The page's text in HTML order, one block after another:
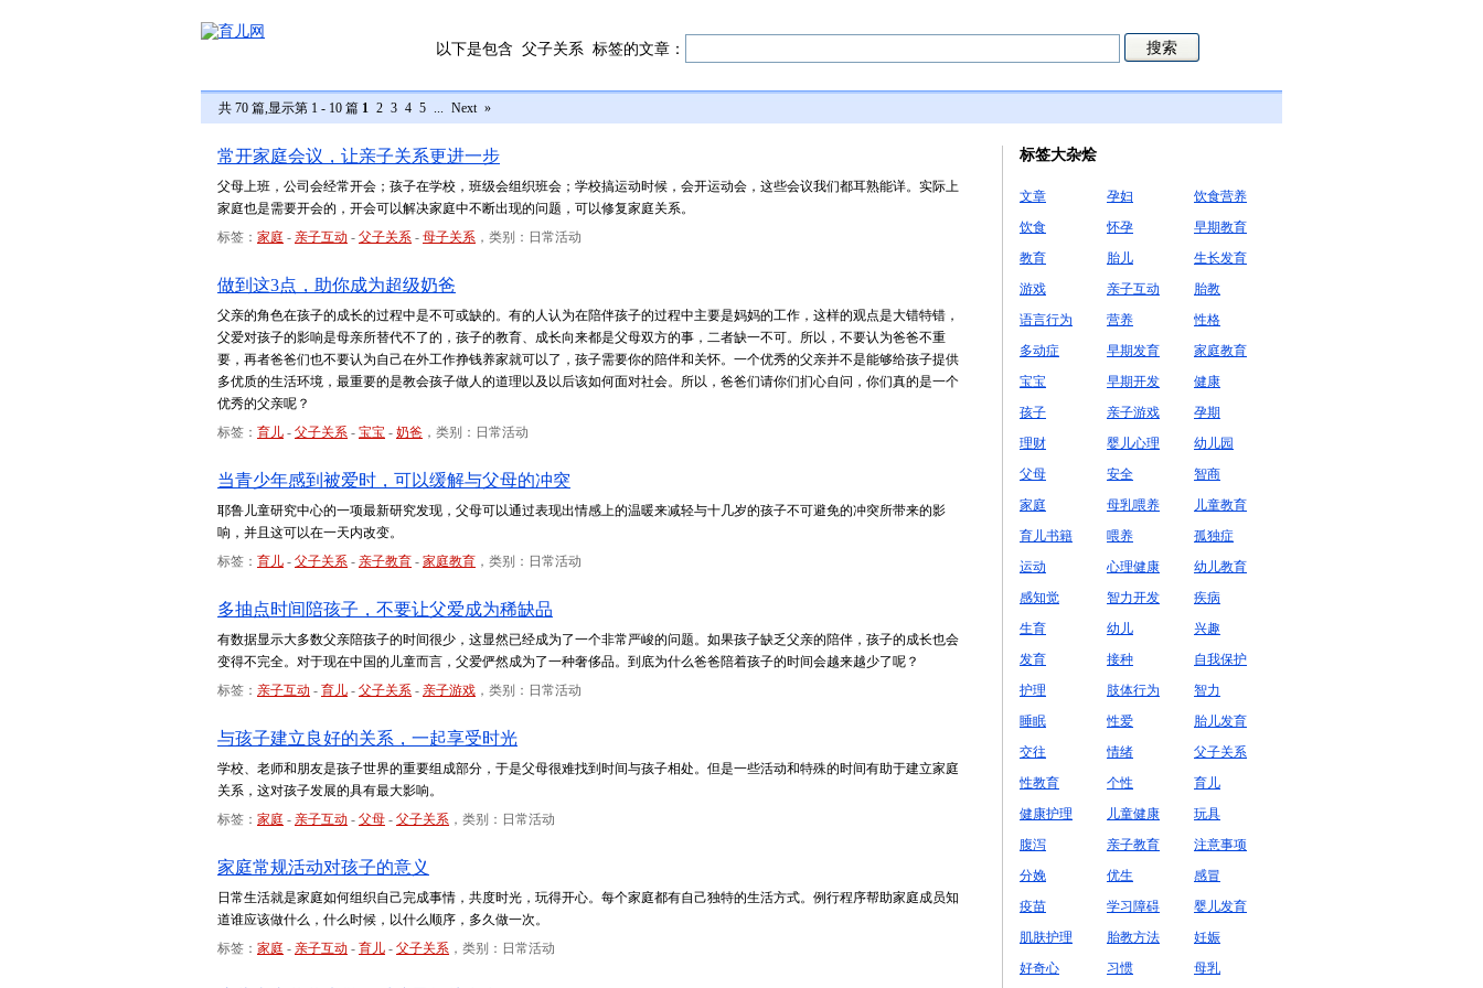
以下是包含 父子关系 标签的文章：
共 70 篇,显示第 1 - 10 篇 1 2 3 4 5 ... Next »
常开家庭会议，让亲子关系更进一步
父母上班，公司会经常开会；孩子在学校，班级会组织班会；学校搞运动时候，会开运动会，这些会议我们都耳熟能详。实际上
家庭也是需要开会的，开会可以解决家庭中不断出现的问题，可以修复家庭关系。
标签： 家庭 - 亲子互动 - 父子关系 - 母子关系 ，类别：日常活动
做到这3点，助你成为超级奶爸
父亲的角色在孩子的成长的过程中是不可或缺的。有的人认为在陪伴孩子的过程中主要是妈妈的工作，这样的观点是大错特错，
父爱对孩子的影响是母亲所替代不了的，孩子的教育、成长向来都是父母双方的事，二者缺一不可。所以，不要认为爸爸不重
要，再者爸爸们也不要认为自己在外工作挣钱养家就可以了，孩子需要你的陪伴和关怀。一个优秀的父亲并不是能够给孩子提供
多优质的生活环境，最重要的是教会孩子做人的道理以及以后该如何面对社会。所以，爸爸们请你们扪心自问，你们真的是一个
优秀的父亲呢？
标签： 育儿 - 父子关系 - 宝宝 - 奶爸 ，类别：日常活动
当青少年感到被爱时，可以缓解与父母的冲突
耶鲁儿童研究中心的一项最新研究发现，父母可以通过表现出情感上的温暖来减轻与十几岁的孩子不可避免的冲突所带来的影
响，并且这可以在一天内改变。
标签： 育儿 - 父子关系 - 亲子教育 - 家庭教育 ，类别：日常活动
多抽点时间陪孩子，不要让父爱成为稀缺品
有数据显示大多数父亲陪孩子的时间很少，这显然已经成为了一个非常严峻的问题。如果孩子缺乏父亲的陪伴，孩子的成长也会
变得不完全。对于现在中国的儿童而言，父爱俨然成为了一种奢侈品。到底为什么爸爸陪着孩子的时间会越来越少了呢？
标签： 亲子互动 - 育儿 - 父子关系 - 亲子游戏 ，类别：日常活动
与孩子建立良好的关系，一起享受时光
学校、老师和朋友是孩子世界的重要组成部分，于是父母很难找到时间与孩子相处。但是一些活动和特殊的时间有助于建立家庭
关系，这对孩子发展的具有最大影响。
标签： 家庭 - 亲子互动 - 父母 - 父子关系 ，类别：日常活动
家庭常规活动对孩子的意义
日常生活就是家庭如何组织自己完成事情，共度时光，玩得开心。每个家庭都有自己独特的生活方式。例行程序帮助家庭成员知
道谁应该做什么，什么时候，以什么顺序，多久做一次。
标签： 家庭 - 亲子互动 - 育儿 - 父子关系 ，类别：日常活动
标签大杂烩
文章 孕妇
饮食营养
饮食
怀孕
早期教育
教育
胎儿
生长发育
游戏
亲子互动
胎教
语言行为
营养
性格
多动症
早期发育
家庭教育
宝宝
早期开发
健康
孩子
亲子游戏
孕期
理财
婴儿心理
幼儿园
父母
安全
智商
家庭
母乳喂养
儿童教育
育儿书籍
喂养
孤独症
运动
心理健康
幼儿教育
感知觉
智力开发
疾病
生育
幼儿
兴趣
发育
接种
自我保护
护理
肢体行为
智力
睡眠
性爱
胎儿发育
交往
情绪
父子关系
性教育
个性
育儿
健康护理
儿童健康
玩具
腹泻
亲子教育
注意事项
分娩
优生
感冒
疫苗
学习障碍
婴儿发育
肌肤护理
胎教方法
妊娠
好奇心
习惯
母乳